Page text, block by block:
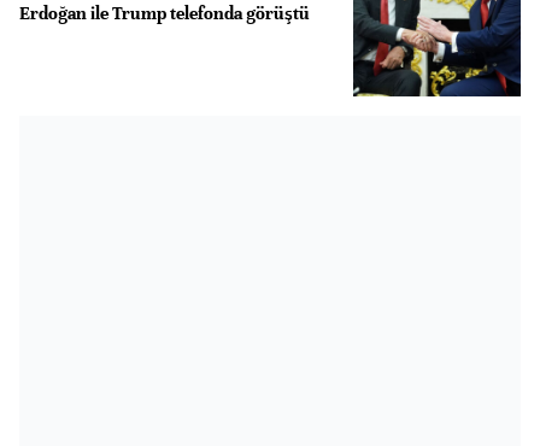
Erdoğan ile Trump telefonda görüştü